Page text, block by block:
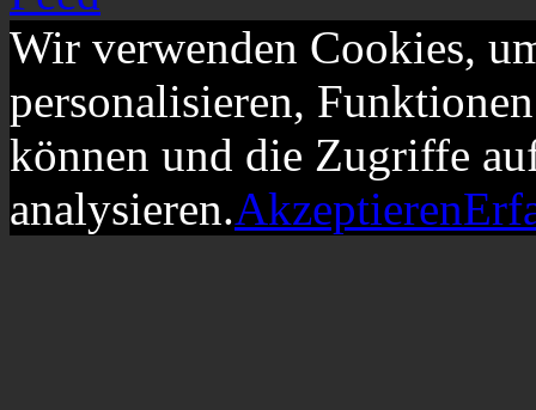
Wir verwenden Cookies,
personalisieren,
können und die Zugriffe
analysieren.Akzeptieren